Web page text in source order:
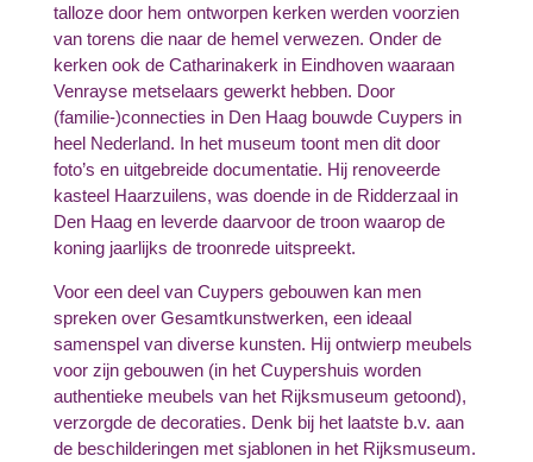
talloze door hem ontworpen kerken werden voorzien
van torens die naar de hemel verwezen. Onder de
kerken ook de Catharinakerk in Eindhoven waaraan
Venrayse metselaars gewerkt hebben. Door
(familie-)connecties in Den Haag bouwde Cuypers in
heel Nederland. In het museum toont men dit door
foto’s en uitgebreide documentatie. Hij renoveerde
kasteel Haarzuilens, was doende in de Ridderzaal in
Den Haag en leverde daarvoor de troon waarop de
koning jaarlijks de troonrede uitspreekt.
Voor een deel van Cuypers gebouwen kan men
spreken over Gesamtkunstwerken, een ideaal
samenspel van diverse kunsten. Hij ontwierp meubels
voor zijn gebouwen (in het Cuypershuis worden
authentieke meubels van het Rijksmuseum getoond),
verzorgde de decoraties. Denk bij het laatste b.v. aan
de beschilderingen met sjablonen in het Rijksmuseum.